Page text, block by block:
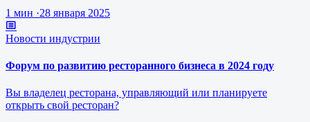
1 мин ·28 января 2025
Новости индустрии
Форум по развитию ресторанного бизнеса в 2024 году
Вы владелец ресторана, управляющий или планируете
открыть свой ресторан?